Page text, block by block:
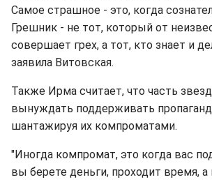
Самое страшное - это, когда
Грешник - не тот, который от
совершает грех, а тот, кто знает и
заявила Витовская.
Также Ирма считает, что часть
вынуждать поддерживать
шантажируя их компроматами.
"Иногда компромат, это когда вас
вы берете деньги, проходит время, а